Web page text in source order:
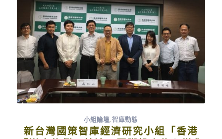
小組論壇,智庫動態
新台灣國策智庫經濟研究小組「香港